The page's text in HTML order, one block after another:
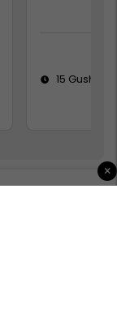
15 Gusht
×